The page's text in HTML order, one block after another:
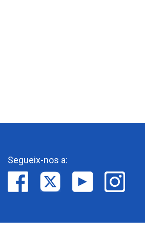
Segueix-nos a: